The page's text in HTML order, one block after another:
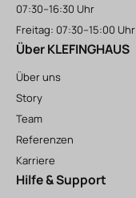
07:30–16:30 Uhr
Freitag: 07:30–15:00 Uhr
Über KLEFINGHAUS
Über uns
Story
Team
Referenzen
Karriere
Hilfe & Support